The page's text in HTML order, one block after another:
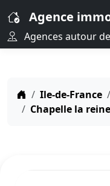
Agence
Agences autour
Ile-de-France
Chapelle la reine